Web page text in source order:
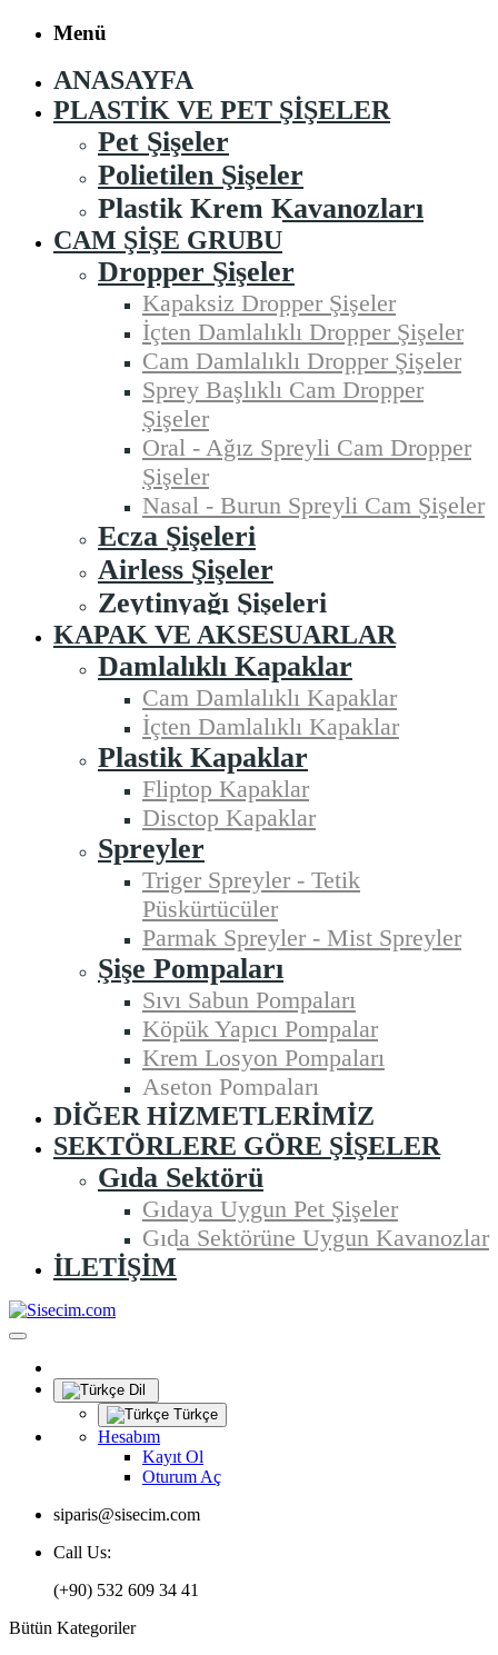
Menü
ANASAYFA
PLASTIK VE PET ŞIŞELER
Pet Şişeler
Polietilen Şişeler
Plastik Krem Kavanozları
CAM ŞIŞE GRUBU
Dropper Şişeler
Kapaksiz Dropper Şişeler
İçten Damlalıklı Dropper Şişeler
Cam Damlalıklı Dropper Şişeler
Sprey Başlıklı Cam Dropper
Şişeler
Oral - Ağız Spreyli Cam Dropper
Şişeler
Nasal - Burun Spreyli Cam Şişeler
Ecza Şişeleri
Airless Şişeler
Zeytinyağı Şişeleri
KAPAK VE AKSESUARLAR
Damlalıklı Kapaklar
Cam Damlalıklı Kapaklar
İçten Damlalıklı Kapaklar
Plastik Kapaklar
Fliptop Kapaklar
Disctop Kapaklar
Spreyler
Triger Spreyler - Tetik
Püskürtücüler
Parmak Spreyler - Mist Spreyler
Şişe Pompaları
Sıvı Sabun Pompaları
Köpük Yapıcı Pompalar
Krem Losyon Pompaları
Aseton Pompaları
DIĞER HIZMETLERIMIZ
SEKTÖRLERE GÖRE ŞIŞELER
Gıda Sektörü
Gıdaya Uygun Pet Şişeler
Gıda Sektörüne Uygun Kavanozlar
İLETIŞIM
Dil
Türkçe
Hesabım
Kayıt Ol
Oturum Aç
siparis@sisecim.com
Call Us:
(+90) 532 609 34 41
Bütün Kategoriler